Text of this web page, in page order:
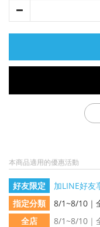
本商品適用的優惠活動
好友限定 加LINE好友
指定分類
8/1~8/10｜
全店
8/1~8/10｜